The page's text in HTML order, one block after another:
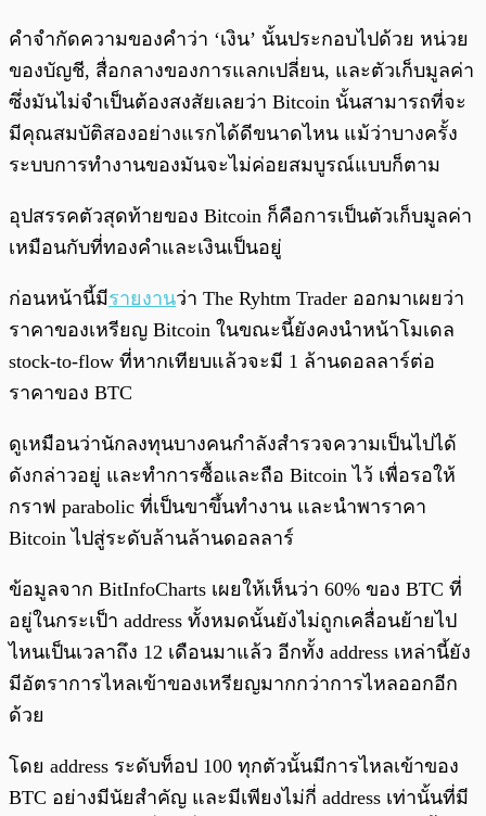
คำจำกัดความของคำว่า ‘เงิน’ นั้นประกอบไปด้วย หน่วย
ของบัญชี, สื่อกลางของการแลกเปลี่ยน, และตัวเก็บมูลค่า
ซึ่งมันไม่จำเป็นต้องสงสัยเลยว่า Bitcoin นั้นสามารถที่จะ
มีคุณสมบัติสองอย่างแรกได้ดีขนาดไหน แม้ว่าบางครั้ง
ระบบการทำงานของมันจะไม่ค่อยสมบูรณ์แบบก็ตาม
อุปสรรคตัวสุดท้ายของ Bitcoin ก็คือการเป็นตัวเก็บมูลค่า
เหมือนกับที่ทองคำและเงินเป็นอยู่
ก่อนหน้านี้มีรายงานว่า The Ryhtm Trader ออกมาเผยว่า
ราคาของเหรียญ Bitcoin ในขณะนี้ยังคงนำหน้าโมเดล
stock-to-flow ที่หากเทียบแล้วจะมี 1 ล้านดอลลาร์ต่อ
ราคาของ BTC
ดูเหมือนว่านักลงทุนบางคนกำลังสำรวจความเป็นไปได้
ดังกล่าวอยู่ และทำการซื้อและถือ Bitcoin ไว้ เพื่อรอให้
กราฟ parabolic ที่เป็นขาขึ้นทำงาน และนำพาราคา
Bitcoin ไปสู่ระดับล้านล้านดอลลาร์
ข้อมูลจาก BitInfoCharts เผยให้เห็นว่า 60% ของ BTC ที่
อยู่ในกระเป็า address ทั้งหมดนั้นยังไม่ถูกเคลื่อนย้ายไป
ไหนเป็นเวลาถึง 12 เดือนมาแล้ว อีกทั้ง address เหล่านี้ยัง
มีอัตราการไหลเข้าของเหรียญมากกว่าการไหลออกอีก
ด้วย
โดย address ระดับท็อป 100 ทุกตัวนั้นมีการไหลเข้าของ
BTC อย่างมีนัยสำคัญ และมีเพียงไม่กี่ address เท่านั้นที่มี